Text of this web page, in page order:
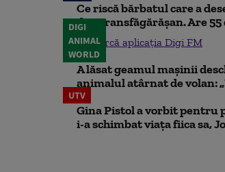
Ce riscă bărbatul care a
din Transfăgărășan. Are 55
Descarcă aplicația Digi FM
DIGI
ANIMAL
WORLD
A lăsat geamul mașinii
animalul atârnat de volan:
UTV
Gina Pistol a vorbit pentru
i-a schimbat viața fiica sa,